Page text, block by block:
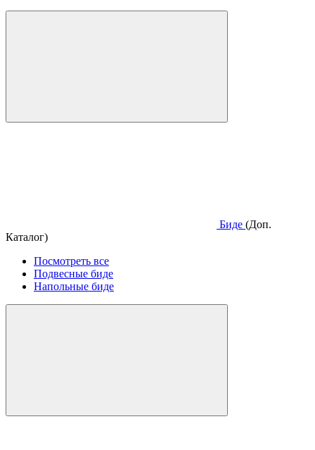
Биде (Доп.
Каталог)
Посмотреть все
Подвесные биде
Напольные биде